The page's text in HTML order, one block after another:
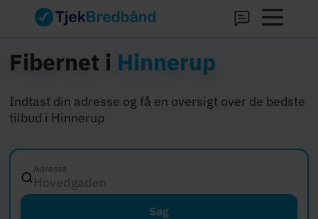
Fibernet i Hinnerup
Indtast din adresse og få en oversigt over de bedste
tilbud i Hinnerup
Adresse
Hovedgaden 12, 80
Søg